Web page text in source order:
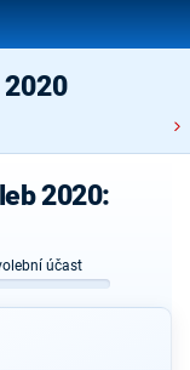
2020:
účast